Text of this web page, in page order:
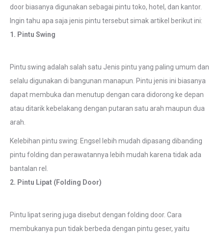
door biasanya digunakan sebagai pintu toko, hotel, dan kantor.
Ingin tahu apa saja jenis pintu tersebut simak artikel berikut ini:
1. Pintu Swing
Pintu swing adalah salah satu Jenis pintu yang paling umum dan
selalu digunakan di bangunan manapun. Pintu jenis ini biasanya
dapat membuka dan menutup dengan cara didorong ke depan
atau ditarik kebelakang dengan putaran satu arah maupun dua
arah.
Kelebihan pintu swing: Engsel lebih mudah dipasang dibanding
pintu folding dan perawatannya lebih mudah karena tidak ada
bantalan rel.
2. Pintu Lipat (Folding Door)
Pintu lipat sering juga disebut dengan folding door. Cara
membukanya pun tidak berbeda dengan pintu geser, yaitu